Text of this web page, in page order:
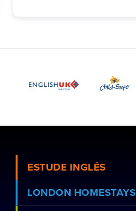
ESTUDE INGLÊS
LONDON HOMESTAYS